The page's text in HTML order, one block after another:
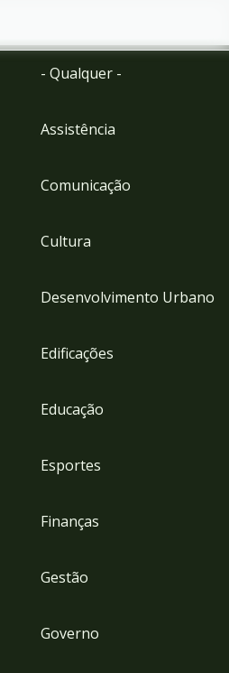
- Qualquer -
Assistência
Comunicação
Cultura
Desenvolvimento Urbano
Edificações
Educação
Esportes
Finanças
Gestão
Governo